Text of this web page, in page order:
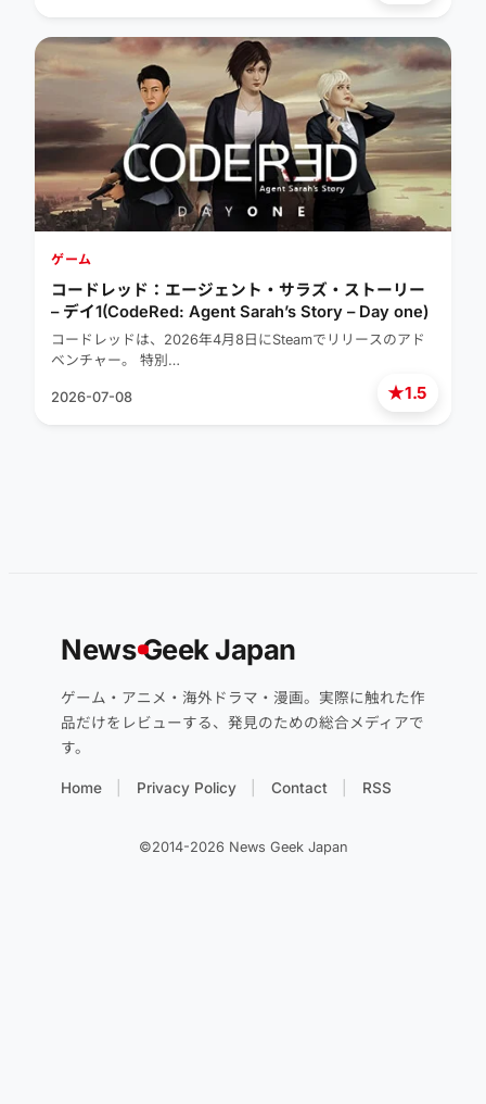
★1.5
ゲーム
コードレッド：エージェント・サラズ・ストーリー
– デイ1(CodeRed: Agent Sarah’s Story – Day one)
コードレッドは、2026年4月8日にSteamでリリースのアド
ベンチャー。 特別…
2026-07-08
NewsGeek Japan
ゲーム・アニメ・海外ドラマ・漫画。実際に触れた作
品だけをレビューする、発見のための総合メディアで
す。
Home Privacy Policy Contact RSS
©2014-2026 News Geek Japan